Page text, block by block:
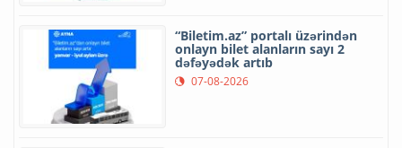
“Biletim.az” portalı üzərindən
onlayn bilet alanların sayı 2
dəfəyədək artıb
07-08-2026